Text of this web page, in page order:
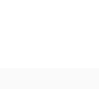
(договор-